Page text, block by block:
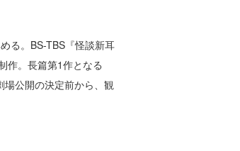
る。BS-TBS『怪談新耳
作。長篇第1作となる
場公開の決定前から、観